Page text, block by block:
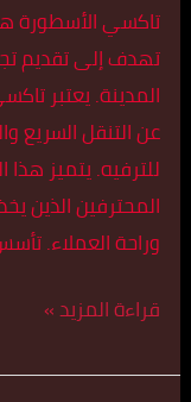
تاكسي الأسطورة
تهدف إلى تقديم
المدينة. يعتبر
عن التنقل السريع
للترفيه. يتميز
المحترفين الذين
وراحة العملاء.
قراءة المزيد »